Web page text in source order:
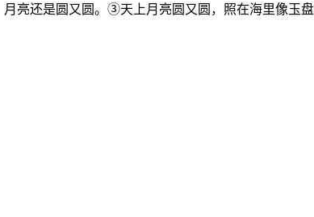
亮还是圆又圆。③天上月亮圆又圆，照在海里像玉